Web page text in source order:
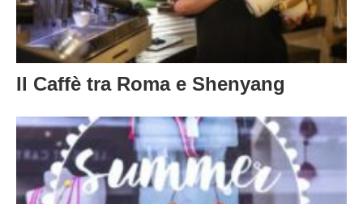
Il Caffè tra Roma e Shenyang